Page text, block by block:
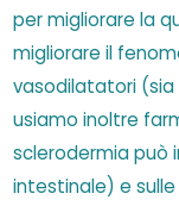
per migliorare la
migliorare il
vasodilatatori
usiamo inoltre
sclerodermia può
intestinale) e